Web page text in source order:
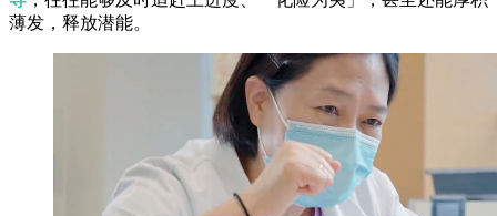
薄发，释放潜能。